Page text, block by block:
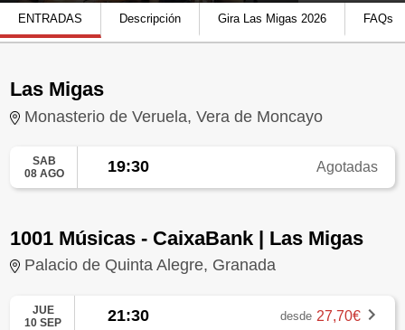
ENTRADAS Descripción Gira Las Migas 2026 FAQs
Las Migas
Monasterio de Veruela, Vera de Moncayo
SAB
08 AGO
19:30 Agotadas
1001 Músicas - CaixaBank | Las Migas
Palacio de Quinta Alegre, Granada
JUE
10 SEP
21:30 desde 27,70€